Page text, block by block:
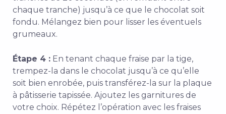
chaque tranche) jusqu’à ce que le chocolat soit
fondu. Mélangez bien pour lisser les éventuels
grumeaux.
Étape 4 : En tenant chaque fraise par la tige,
trempez-la dans le chocolat jusqu’à ce qu’elle
soit bien enrobée, puis transférez-la sur la plaque
à pâtisserie tapissée. Ajoutez les garnitures de
votre choix. Répétez l’opération avec les fraises